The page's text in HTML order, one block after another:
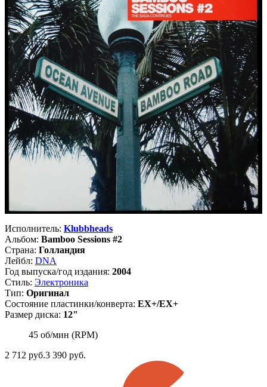
Исполнитель: Klubbheads
Альбом: Bamboo Sessions #2
Страна: Голландия
Лейбл: DNA
Год выпуска/год издания: 2004
Стиль: Электроника
Тип: Оригинал
Состояние пластинки/конверта: EX+/EX+
Размер диска: 12"
45 об/мин (RPM)
2 712 руб.3 390 руб.